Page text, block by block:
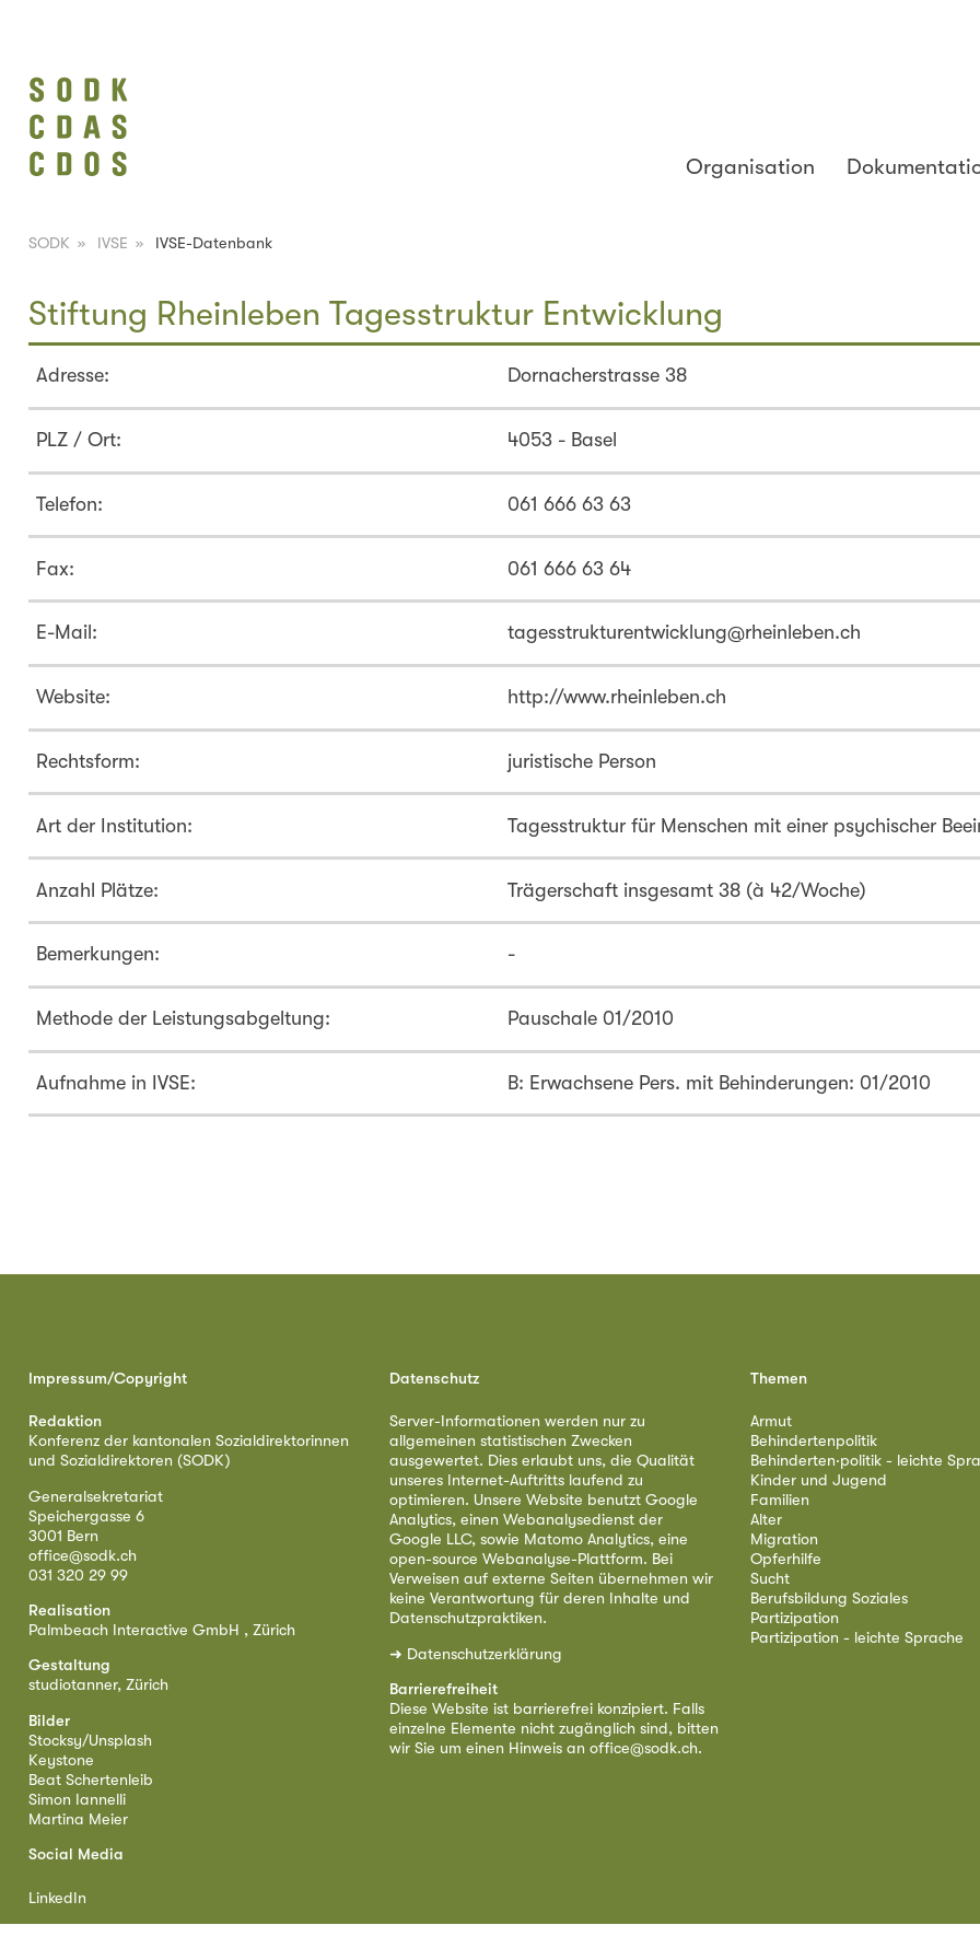
Organisation
SODK » IVSE » IVSE-Datenbank
Stiftung Rheinleben Tagesstruktur Entwicklung
Adresse: Dornacherstrasse 38
PLZ / Ort: 4053 - Basel
Telefon: 061 666 63 63
Fax: 061 666 63 64
E-Mail: tagesstrukturentwicklung@rheinleben.ch
Website: http://www.rheinleben.ch
Rechtsform: juristische Person
Art der Institution: Tagesstruktur für Menschen mit einer psychischer
Anzahl Plätze: Trägerschaft insgesamt 38 (à 42/Woche)
Bemerkungen: -
Methode der Leistungsabgeltung: Pauschale 01/2010
Aufnahme in IVSE: B: Erwachsene Pers. mit Behinderungen: 01/2010
Impressum/Copyright
Redaktion
Konferenz der kantonalen Sozialdirektorinnen
und Sozialdirektoren (SODK)
Generalsekretariat
Speichergasse 6
3001 Bern
office@sodk.ch
031 320 29 99
Realisation
Palmbeach Interactive GmbH , Zürich
Gestaltung
studiotanner, Zürich
Bilder
Stocksy/Unsplash
Keystone
Beat Schertenleib
Simon Iannelli
Martina Meier
Datenschutz
Server-Informationen werden nur zu
allgemeinen statistischen Zwecken
ausgewertet. Dies erlaubt uns, die Qualität
unseres Internet-Auftritts laufend zu
optimieren. Unsere Website benutzt Google
Analytics, einen Webanalysedienst der
Google LLC, sowie Matomo Analytics, eine
open-source Webanalyse-Plattform. Bei
Verweisen auf externe Seiten übernehmen wir
keine Verantwortung für deren Inhalte und
Datenschutzpraktiken.
➜ Datenschutzerklärung
Barrierefreiheit
Diese Website ist barrierefrei konzipiert. Falls
einzelne Elemente nicht zugänglich sind, bitten
wir Sie um einen Hinweis anoffice@sodk.ch.
Themen
Armut
Behindertenpolitik
Behinderten·politik - leichte
Kinder und Jugend
Familien
Alter
Migration
Opferhilfe
Sucht
Berufsbildung Soziales
Partizipation
Partizipation - leichte Sprache
Social Media
LinkedIn